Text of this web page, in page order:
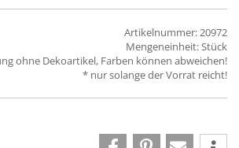
Artikelnummer: 20972
Mengeneinheit: Stück
ohne Dekoartikel, Farben können abweichen!
* nur solange der Vorrat reicht!